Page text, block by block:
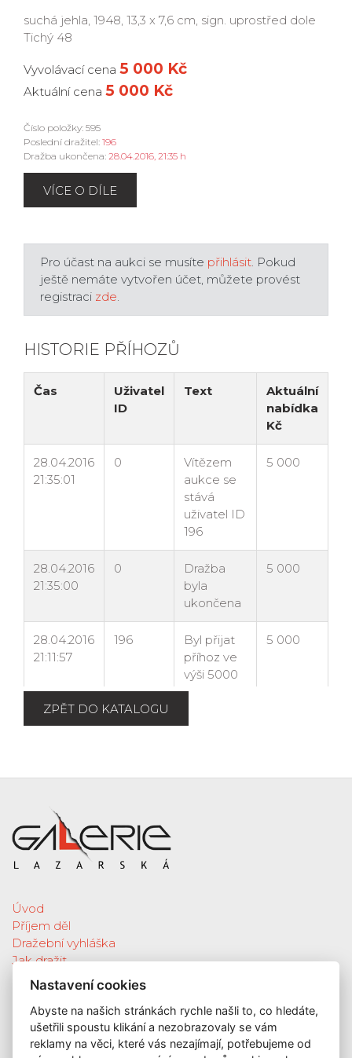
suchá jehla, 1948, 13,3 x 7,6 cm, sign. uprostřed dole
Tichý 48
Vyvolávací cena 5 000 Kč
Aktuální cena 5 000 Kč
Číslo položky: 595
Poslední dražitel: 196
Dražba ukončena: 28.04.2016, 21:35 h
VÍCE O DÍLE
Pro účast na aukci se musíte přihlásit. Pokud
ještě nemáte vytvořen účet, můžete provést
registraci zde.
HISTORIE PŘÍHOZŮ
ZPĚT DO KATALOGU
Úvod
Příjem děl
Dražební vyhláška
Jak dražit
Galerie
Katalog vydražených děl
O nás
GDPR
Kontakt
Nastavení cookies
Abyste na našich stránkách rychle našli to, co hledáte,
ušetřili spoustu klikání a nezobrazovaly se vám
reklamy na věci, které vás nezajímají, potřebujeme od